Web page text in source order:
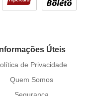
Informações Úteis
de Privacidade
Quem Somos